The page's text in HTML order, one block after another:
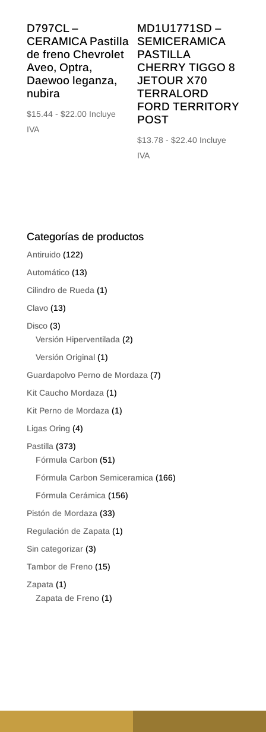
D797CL –
CERAMICA Pastilla
de freno Chevrolet
Aveo, Optra,
Daewoo leganza,
nubira
$15.44 - $22.00Rango
Incluye
IVA
MD1U1771SD –
SEMICERAMICA
PASTILLA
CHERRY TIGGO 8
JETOUR X70
TERRALORD
FORD TERRITORY
POST
$13.78 - $22.40Rango
Incluye
IVA
Categorías de productos
Antiruido (122)
Automático (13)
Cilindro de Rueda (1)
Clavo (13)
Disco (3)
Versión Hiperventilada (2)
Versión Original (1)
Guardapolvo Perno de Mordaza (7)
Kit Caucho Mordaza (1)
Kit Perno de Mordaza (1)
Ligas Oring (4)
Pastilla (373)
Fórmula Carbon (51)
Fórmula Carbon Semiceramica (166)
Fórmula Cerámica (156)
Pistón de Mordaza (33)
Regulación de Zapata (1)
Sin categorizar (3)
Tambor de Freno (15)
Zapata (1)
Zapata de Freno (1)